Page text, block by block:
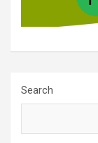
Search